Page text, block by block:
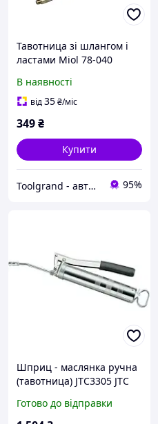
Тавотница зі шлангом і
ластами Miol 78-040
В наявності
від35₴/міс
349₴
Купити
Toolgrand - автосервісне обладнання та інструмент 95%
Шприц - маслянка ручна
(тавотница) JTC3305 JTC
Готово до відправки